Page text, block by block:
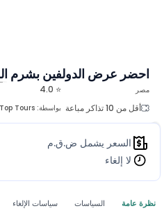
احضر عرض الدولفين بشرم
⭐ 4.0
أقل من 10 تذاكر مباعة
بواسطة: Tours
مصر
السعر يشمل ض.ق.م
لا إلغاء
نظرة عامة السياسات سياسات الإلغاء